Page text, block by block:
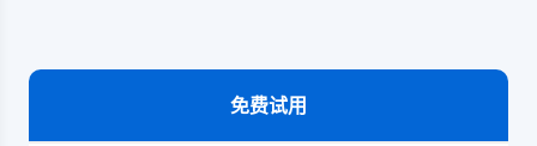
免费试用